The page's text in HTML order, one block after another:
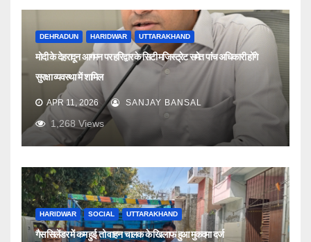
DEHRADUN HARIDWAR UTTARAKHAND
मोदी के देहरादून आगमन पर हरिद्वार के सिटी मजिस्ट्रेट समेत पांच अधिकारी होंगे
सुरक्षा व्यवस्था में शामिल
APR 11, 2026 SANJAY BANSAL
1,268Views
HARIDWAR SOCIAL UTTARAKHAND
गैस सिलेंडर में कम हुई तो वाहन चालक के खिलाफ हुआ मुकदमा दर्ज